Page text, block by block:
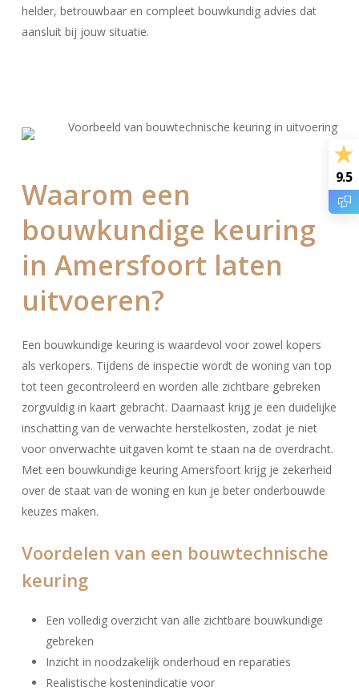
helder, betrouwbaar en compleet bouwkundig advies dat
aansluit bij jouw situatie.
Waarom een
bouwkundige keuring
in Amersfoort laten
uitvoeren?
Een bouwkundige keuring is waardevol voor zowel kopers
als verkopers. Tijdens de inspectie wordt de woning van top
tot teen gecontroleerd en worden alle zichtbare gebreken
zorgvuldig in kaart gebracht. Daarnaast krijg je een duidelijke
inschatting van de verwachte herstelkosten, zodat je niet
voor onverwachte uitgaven komt te staan na de overdracht.
Met een bouwkundige keuring Amersfoort krijg je zekerheid
over de staat van de woning en kun je beter onderbouwde
keuzes maken.
Voordelen van een bouwtechnische
keuring
Een volledig overzicht van alle zichtbare bouwkundige
gebreken
Inzicht in noodzakelijk onderhoud en reparaties
Realistische kostenindicatie voor
9.5